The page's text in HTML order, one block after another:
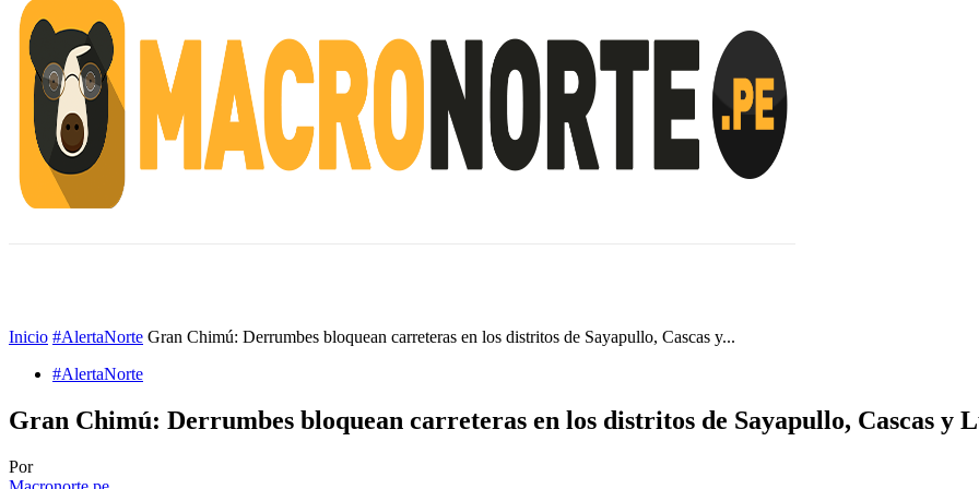
Inicio #AlertaNorte Gran Chimú: Derrumbes bloquean carreteras en los distritos de Sayapullo, Cascas y...
#AlertaNorte
Gran Chimú: Derrumbes bloquean carreteras en los distritos de Sayapullo, Cascas y
Por